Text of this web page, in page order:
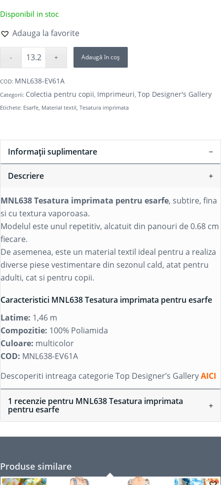
Disponibil in stoc
Adauga la favorite
Adaugă în coș
COD: MNL638-EV61A
Categorii: Colectia pentru copii Imprimeuri Top Designer's Gallery
Etichete: Esarfe Material textil Tesatura imprimata
Descriere
MNL638 Tesatura imprimata pentru esarfe, subtire, fina
si cu textura vaporoasa.
Modelul este unul repetitiv, alcatuit din panouri de 0.68 cm
fiecare.
De asemenea, este un material textil ideal pentru a realiza
diverse piese vestimentare din sezonul cald, atat pentru
adulti, cat si pentru copii.
Caracteristici MNL638 Tesatura imprimata pentru esarfe
Latime: 1,46 m
Compozitie: 100% Poliamida
Culoare: multicolor
COD: MNL638-EV61A
Descoperiti intreaga categorie Top Designer’s GalleryAICI
Informații suplimentare
1 recenzie pentru MNL638 Tesatura imprimata
pentru esarfe
Produse similare